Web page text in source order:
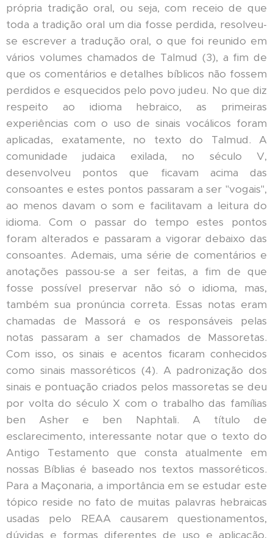
própria tradição oral, ou seja, com receio de que
toda a tradição oral um dia fosse perdida, resolveu-
se escrever a tradução oral, o que foi reunido em
vários volumes chamados de Talmud (3), a fim de
que os comentários e detalhes bíblicos não fossem
perdidos e esquecidos pelo povo judeu. No que diz
respeito ao idioma hebraico, as primeiras
experiências com o uso de sinais vocálicos foram
aplicadas, exatamente, no texto do Talmud. A
comunidade judaica exilada, no século V,
desenvolveu pontos que ficavam acima das
consoantes e estes pontos passaram a ser "vogais",
ao menos davam o som e facilitavam a leitura do
idioma. Com o passar do tempo estes pontos
foram alterados e passaram a vigorar debaixo das
consoantes. Ademais, uma série de comentários e
anotações passou-se a ser feitas, a fim de que
fosse possível preservar não só o idioma, mas,
também sua pronúncia correta. Essas notas eram
chamadas de Massorá e os responsáveis pelas
notas passaram a ser chamados de Massoretas.
Com isso, os sinais e acentos ficaram conhecidos
como sinais massoréticos (4). A padronização dos
sinais e pontuação criados pelos massoretas se deu
por volta do século X com o trabalho das famílias
ben Asher e ben Naphtali. A título de
esclarecimento, interessante notar que o texto do
Antigo Testamento que consta atualmente em
nossas Bíblias é baseado nos textos massoréticos.
Para a Maçonaria, a importância em se estudar este
tópico reside no fato de muitas palavras hebraicas
usadas pelo REAA causarem questionamentos,
dúvidas e formas diferentes de uso e aplicação,